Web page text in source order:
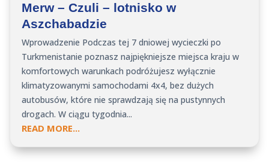
Merw – Czuli – lotnisko w
Aszchabadzie
Wprowadzenie Podczas tej 7 dniowej wycieczki po
Turkmenistanie poznasz najpiękniejsze miejsca kraju w
komfortowych warunkach podróżujesz wyłącznie
klimatyzowanymi samochodami 4x4, bez dużych
autobusów, które nie sprawdzają się na pustynnych
drogach. W ciągu tygodnia...
READ MORE...